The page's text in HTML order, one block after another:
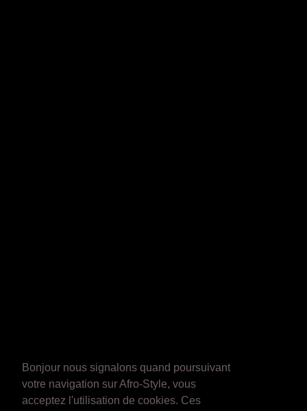
Bonjour nous signalons quand poursuivant
votre navigation sur Afro-Style, vous
acceptez l'utilisation de cookies. Ces